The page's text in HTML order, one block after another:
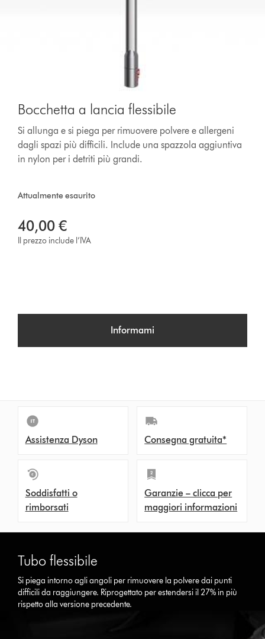
Bocchetta a lancia flessibile
Si allunga e si piega per rimuovere polvere e allergeni
dagli spazi più difficili. Include una spazzola aggiuntiva
in nylon per i detriti più grandi.
Attualmente esaurito
40,00 €
Il prezzo include l’IVA
Informami
Assistenza Dyson Consegna gratuita*
Soddisfatti o
rimborsati
Garanzie – clicca per
maggiori informazioni
Tubo flessibile
Si piega intorno agli angoli per rimuovere la polvere dai punti
difficili da raggiungere. Riprogettato per estendersi il 27% in più
rispetto alla versione precedente.